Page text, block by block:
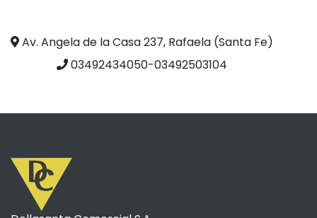
Av. Angela de la Casa 237, Rafaela (Santa Fe)
03492434050-03492503104